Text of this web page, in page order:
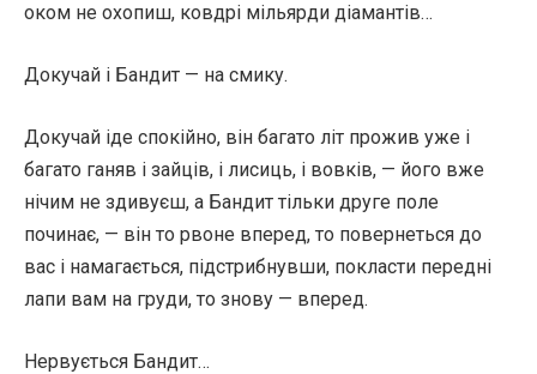
оком не охопиш, ковдрі мільярди діамантів…
Докучай і Бандит — на смику.
Докучай іде спокійно, він багато літ прожив уже і
багато ганяв і зайців, і лисиць, і вовків, — його вже
нічим не здивуєш, а Бандит тільки друге поле
починає, — він то рвоне вперед, то повернеться до
вас і намагається, підстрибнувши, покласти передні
лапи вам на груди, то знову — вперед.
Нервується Бандит…